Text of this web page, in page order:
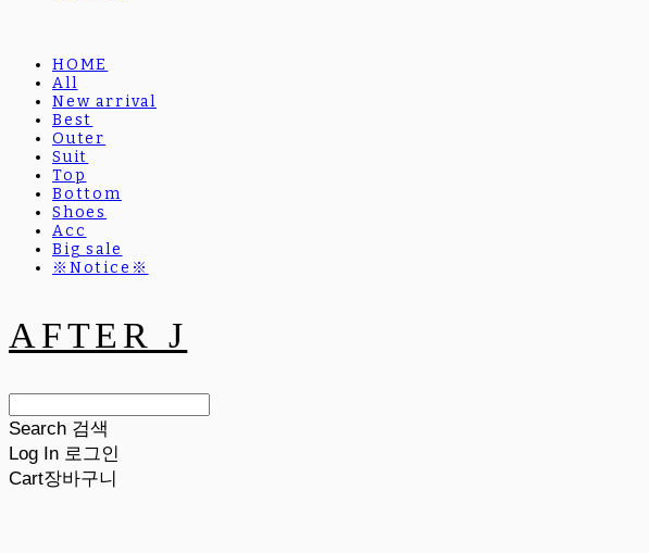
HOME
All
New arrival
Best
Outer
Suit
Top
Bottom
Shoes
Acc
Big sale
※Notice※
AFTER J
Search 검색
Log In 로그인
Cart장바구니